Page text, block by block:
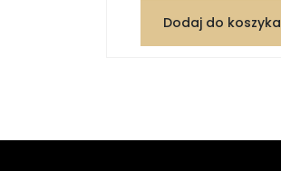
Dodaj do koszyka